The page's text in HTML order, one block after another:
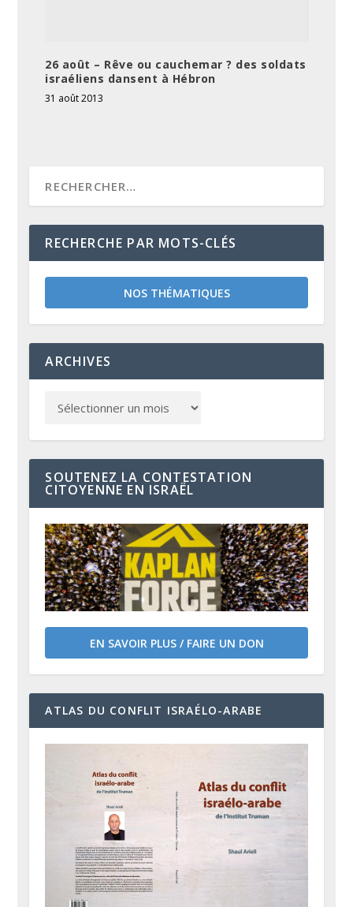
26 août – Rêve ou cauchemar ? des soldats
israéliens dansent à Hébron
31 août 2013
RECHERCHE PAR MOTS-CLÉS
NOS THÉMATIQUES
ARCHIVES
SOUTENEZ LA CONTESTATION
CITOYENNE EN ISRAËL
EN SAVOIR PLUS / FAIRE UN DON
ATLAS DU CONFLIT ISRAÉLO-ARABE